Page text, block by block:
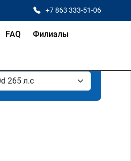
+7 863 333-51-06
FAQ Филиалы